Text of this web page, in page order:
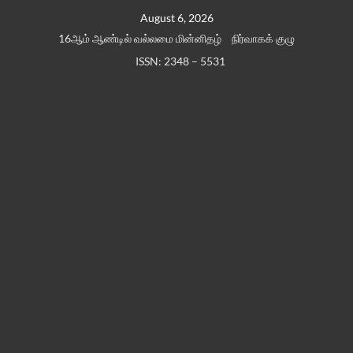
August 6, 2026
16ஆம் ஆண்டில் வல்லமை மின்னிதழ்
நிர்வாகக் குழு
ISSN: 2348 – 5531